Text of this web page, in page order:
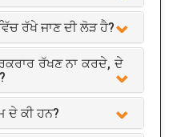
ਰੱਖੇ ਜਾਣ ਦੀ ਲੋੜ ਹੈ?
ਰੱਖਣ ਨਾ ਕਰਦੇ, ਦੇ
ਦੇ ਕੀ ਹਨ?